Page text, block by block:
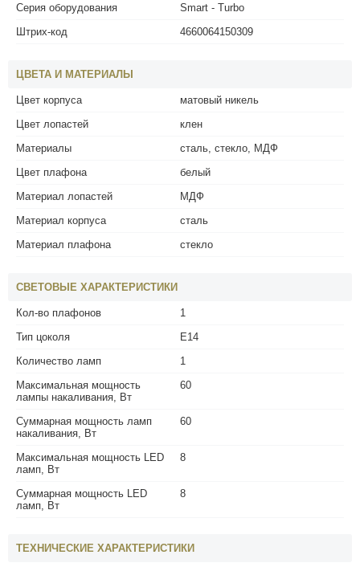
Серия оборудования
Smart - Turbo
Штрих-код
4660064150309
ЦВЕТА И МАТЕРИАЛЫ
Цвет корпуса
матовый никель
Цвет лопастей
клен
Материалы
сталь, стекло, МДФ
Цвет плафона
белый
Материал лопастей
МДФ
Материал корпуса
сталь
Материал плафона
стекло
СВЕТОВЫЕ ХАРАКТЕРИСТИКИ
Кол-во плафонов
1
Тип цоколя
E14
Количество ламп
1
Максимальная мощность
лампы накаливания, Вт
60
Суммарная мощность ламп
накаливания, Вт
60
Максимальная мощность LED
ламп, Вт
8
Суммарная мощность LED
ламп, Вт
8
ТЕХНИЧЕСКИЕ ХАРАКТЕРИСТИКИ